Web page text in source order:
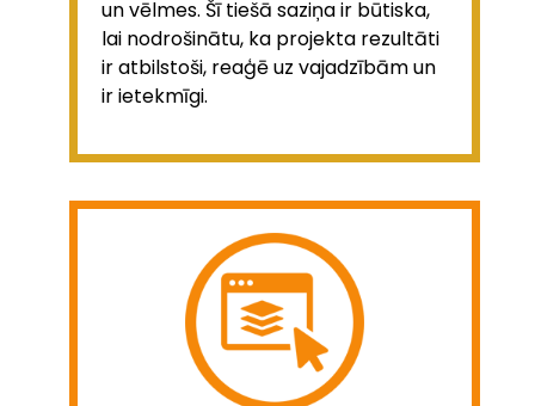
un vēlmes. Šī tiešā saziņa ir būtiska,
lai nodrošinātu, ka projekta rezultāti
ir atbilstoši, reaģē uz vajadzībām un
ir ietekmīgi.